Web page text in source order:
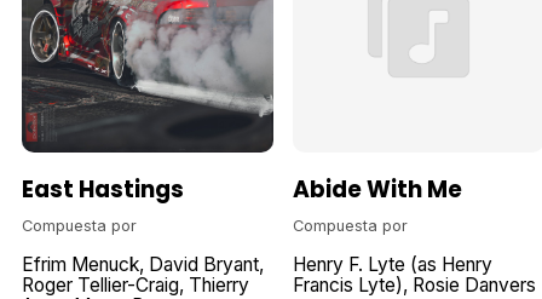
East Hastings
Compuesta por
Efrim Menuck David Bryant
Roger Tellier-Craig Thierry
Abide With Me
Compuesta por
Henry F. Lyte (as Henry
Francis Lyte) Rosie Danvers